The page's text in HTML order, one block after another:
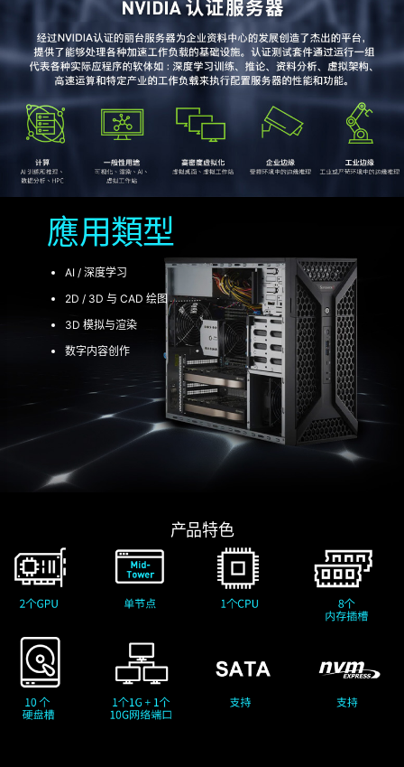
應用類型
AI / 深度学习
2D / 3D 与 CAD 绘图
3D 模拟与渲染
数字内容创作
产品特色